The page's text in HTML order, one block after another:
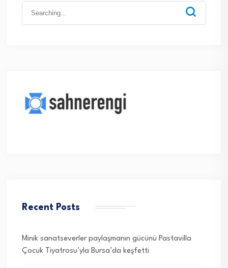
Recent Posts
Minik sanatseverler paylaşmanın gücünü Pastavilla
Çocuk Tiyatrosu’yla Bursa’da keşfetti